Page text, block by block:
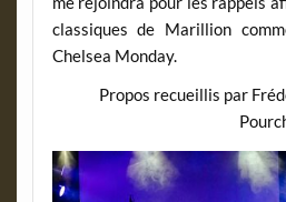
classiques de Marillion
Chelsea Monday.
Propos recueillis par